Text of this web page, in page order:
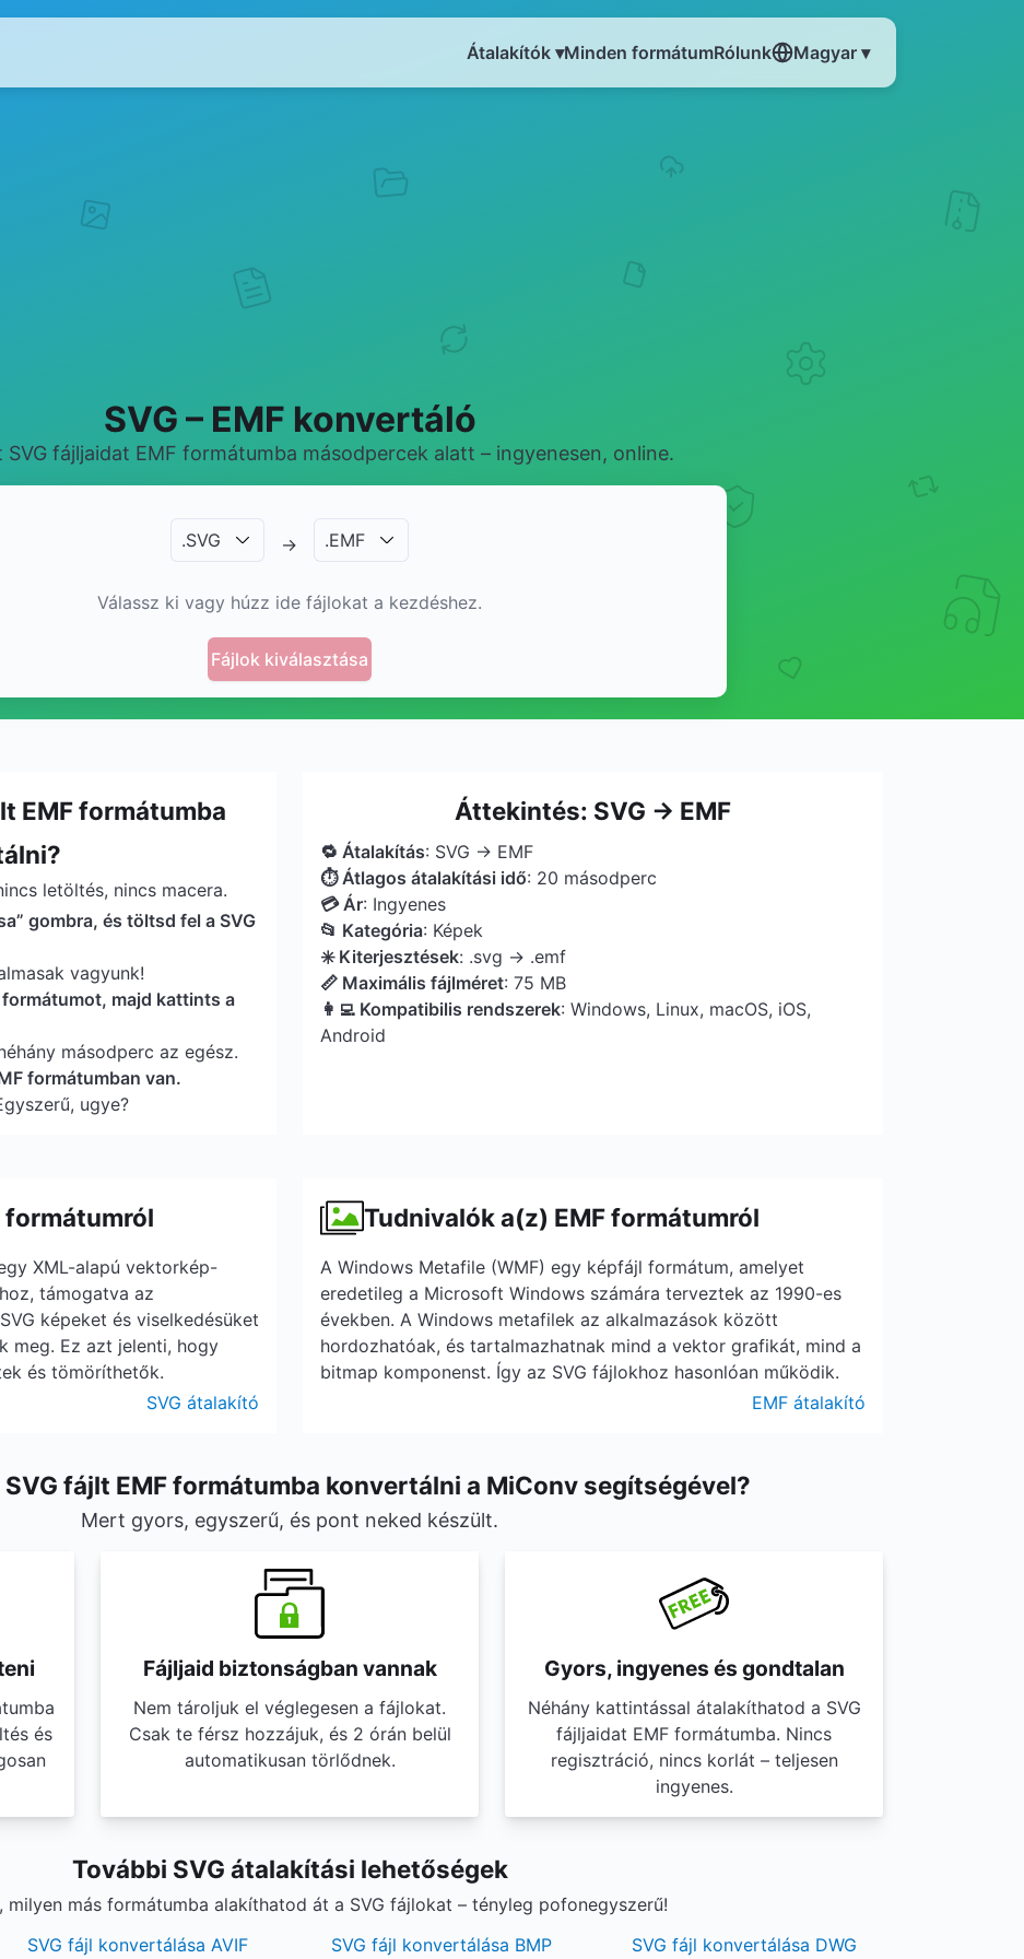
Átalakítók ▾Minden formátumRólunk Magyar ▾
SVG – EMF konvertáló
SVG fájljaidat EMF formátumba másodpercek alatt – ingyenesen, online.
.SVG → .EMF
Válassz ki vagy húzz ide fájlokat a kezdéshez.
Fájlok kiválasztása
EMF formátumba
letöltés, nincs macera.
gombra, és töltsd fel a SVG
vagyunk!
formátumot, majd kattints a
másodperc az egész.
formátumban van.
ugye?
Áttekintés: SVG → EMF
🔁 Átalakítás: SVG → EMF
⏱ Átlagos átalakítási idő: 20 másodperc
💳 Ár: Ingyenes
📂 Kategória: Képek
✳️ Kiterjesztések: .svg → .emf
📏 Maximális fájlméret: 75 MB
👩‍💻 Kompatibilis rendszerek: Windows, Linux, macOS, iOS,
Android
formátumról
XML-alapú vektorkép-
támogatva az
képeket és viselkedésüket
meg. Ez azt jelenti, hogy
és tömöríthetők.
SVG átalakító
Tudnivalók a(z) EMF formátumról
A Windows Metafile (WMF) egy képfájl formátum, amelyet
eredetileg a Microsoft Windows számára terveztek az 1990-es
években. A Windows metafilek az alkalmazások között
hordozhatóak, és tartalmazhatnak mind a vektor grafikát, mind a
bitmap komponenst. Így az SVG fájlokhoz hasonlóan működik.
EMF átalakító
fájlt EMF formátumba konvertálni a MiConv segítségével?
Mert gyors, egyszerű, és pont neked készült.
és
Fájljaid biztonságban vannak
Nem tároljuk el véglegesen a fájlokat.
Csak te férsz hozzájuk, és 2 órán belül
automatikusan törlődnek.
Gyors, ingyenes és gondtalan
Néhány kattintással átalakíthatod a SVG
fájljaidat EMF formátumba. Nincs
regisztráció, nincs korlát – teljesen
ingyenes.
További SVG átalakítási lehetőségek
milyen más formátumba alakíthatod át a SVG fájlokat – tényleg pofonegyszerű!
SVG fájl konvertálása AVIF SVG fájl konvertálása BMP SVG fájl konvertálása DWG